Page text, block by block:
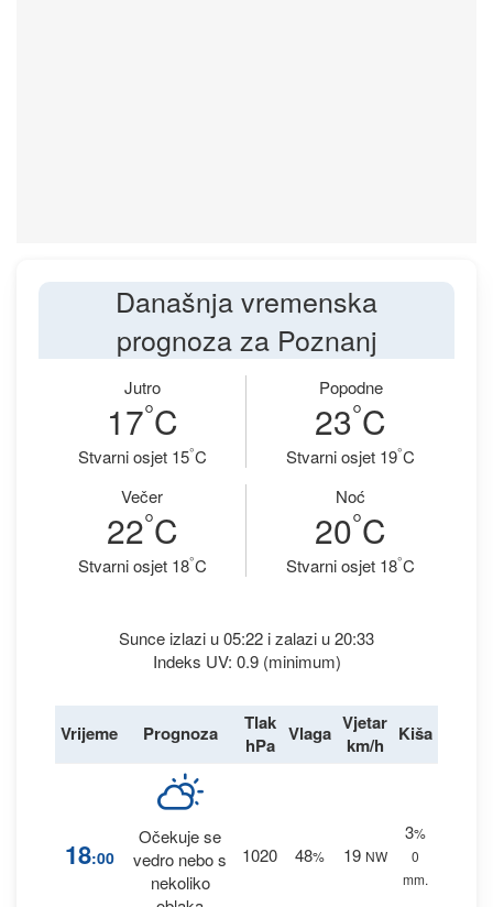
Današnja vremenska
prognoza za Poznanj
Jutro
17°C
Stvarni osjet 15°C
Popodne
23°C
Stvarni osjet 19°C
Večer
22°C
Stvarni osjet 18°C
Noć
20°C
Stvarni osjet 18°C
Sunce izlazi u 05:22 i zalazi u 20:33
Indeks UV: 0.9 (minimum)
Vrijeme Prognoza
Tlak
hPa Vlaga Vjetar
km/h
Kiša
18:00
Očekuje se
vedro nebo s
nekoliko
1020 48% 19 NW
3%
0
mm.